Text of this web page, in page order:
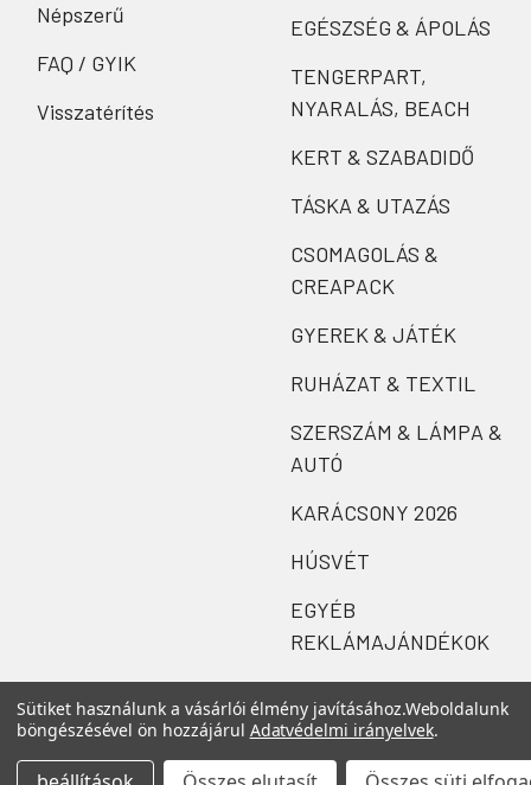
Népszerű
FAQ / GYIK
Visszatérítés
EGÉSZSÉG & ÁPOLÁS
TENGERPART,
NYARALÁS, BEACH
KERT & SZABADIDŐ
TÁSKA & UTAZÁS
CSOMAGOLÁS &
CREAPACK
GYEREK & JÁTÉK
RUHÁZAT & TEXTIL
SZERSZÁM & LÁMPA &
AUTÓ
KARÁCSONY 2026
HÚSVÉT
EGYÉB
REKLÁMAJÁNDÉKOK
Sütiket használunk a vásárlói élmény javításához.Weboldalunk
böngészésével ön hozzájárul Adatvédelmi irányelvek.